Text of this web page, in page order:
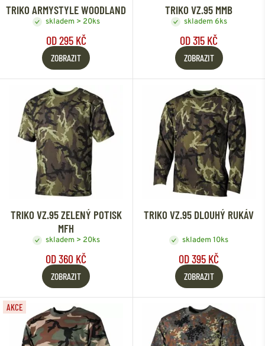
TRIKO ARMYSTYLE WOODLAND
skladem > 20ks
OD 295 KČ
ZOBRAZIT
TRIKO VZ.95 MMB
skladem 6ks
OD 315 KČ
ZOBRAZIT
TRIKO VZ.95 ZELENÝ POTISK
MFH
skladem > 20ks
OD 360 KČ
ZOBRAZIT
TRIKO VZ.95 DLOUHÝ RUKÁV
skladem 10ks
OD 395 KČ
ZOBRAZIT
AKCE